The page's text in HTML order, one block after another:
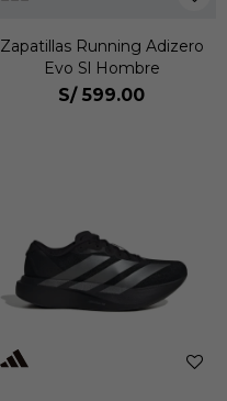
Zapatillas Running Adizero
Evo Sl Hombre
S/ 599.00